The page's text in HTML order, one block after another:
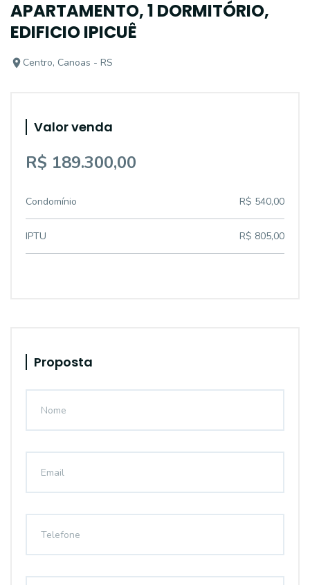
APARTAMENTO, 1 DORMITÓRIO,
EDIFICIO IPICUÊ
Centro, Canoas - RS
Valor venda
R$ 189.300,00
Condomínio R$ 540,00
IPTU R$ 805,00
Proposta